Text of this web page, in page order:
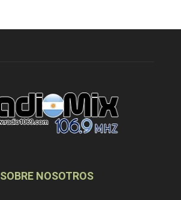
SOBRE NOSOTROS